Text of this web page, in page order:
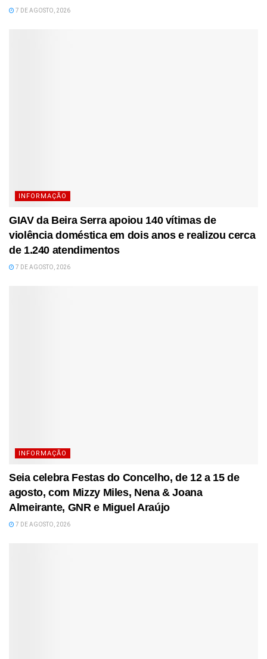
7 DE AGOSTO, 2026
INFORMAÇÃO
GIAV da Beira Serra apoiou 140 vítimas de
violência doméstica em dois anos e realizou cerca
de 1.240 atendimentos
7 DE AGOSTO, 2026
INFORMAÇÃO
Seia celebra Festas do Concelho, de 12 a 15 de
agosto, com Mizzy Miles, Nena & Joana
Almeirante, GNR e Miguel Araújo
7 DE AGOSTO, 2026